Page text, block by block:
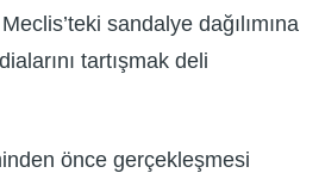
sandalye dağılımına
tartışmak deli
önce gerçekleşmesi